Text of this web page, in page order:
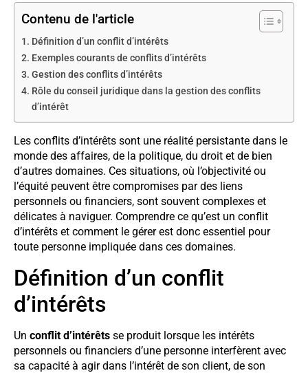
Contenu de l'article
Définition d’un conflit d’intérêts
Exemples courants de conflits d’intérêts
Gestion des conflits d’intérêts
Rôle du conseil juridique dans la gestion des conflits
d’intérêt
Les conflits d’intérêts sont une réalité persistante dans le
monde des affaires, de la politique, du droit et de bien
d’autres domaines. Ces situations, où l’objectivité ou
l’équité peuvent être compromises par des liens
personnels ou financiers, sont souvent complexes et
délicates à naviguer. Comprendre ce qu’est un conflit
d’intérêts et comment le gérer est donc essentiel pour
toute personne impliquée dans ces domaines.
Définition d’un conflit
d’intérêts
Un conflit d’intérêts se produit lorsque les intérêts
personnels ou financiers d’une personne interfèrent avec
sa capacité à agir dans l’intérêt de son client, de son